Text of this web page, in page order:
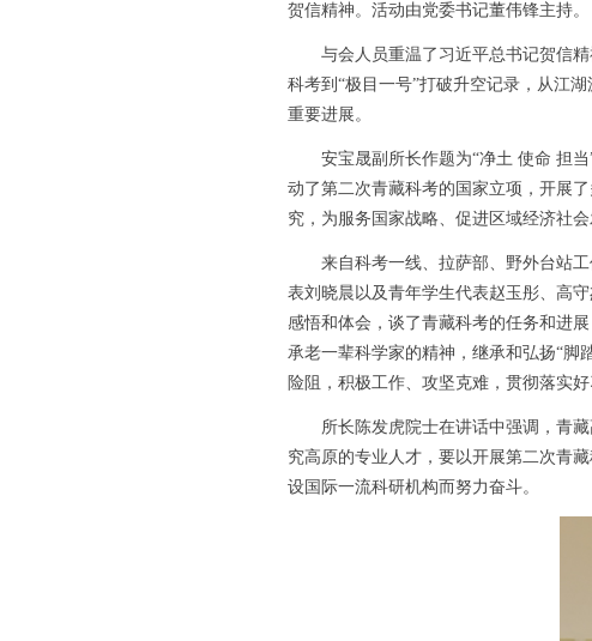
贺信精神。活动由党委书记董伟锋主持。
与会人员重温了习近平总书记贺信精
科考到“极目一号”打破升空记录，从江
重要进展。
安宝晟副所长作题为“净土 使命 担当”
动了第二次青藏科考的国家立项，开展
究，为服务国家战略、促进区域经济社会
来自科考一线、拉萨部、野外台站工
表刘晓晨以及青年学生代表赵玉彤、高
感悟和体会，谈了青藏科考的任务和进
承老一辈科学家的精神，继承和弘扬“脚
险阻，积极工作、攻坚克难，贯彻落实
所长陈发虎院士在讲话中强调，青藏
究高原的专业人才，要以开展第二次青
设国际一流科研机构而努力奋斗。